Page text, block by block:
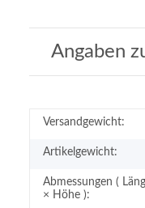
Angaben
Versandgewicht:
Artikelgewicht:
Abmessungen (
× Höhe ):